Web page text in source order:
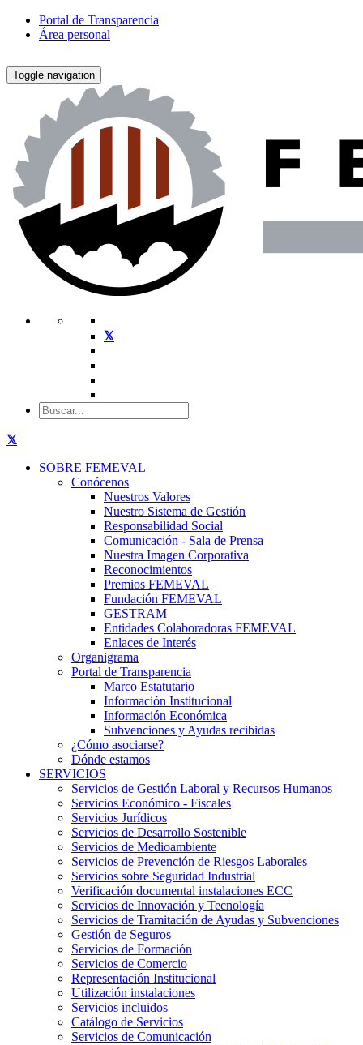
Portal de Transparencia
Área personal
Toggle navigation
SOBRE FEMEVAL
Conócenos
Nuestros Valores
Nuestro Sistema de Gestión
Responsabilidad Social
Comunicación - Sala de Prensa
Nuestra Imagen Corporativa
Reconocimientos
Premios FEMEVAL
Fundación FEMEVAL
GESTRAM
Entidades Colaboradoras FEMEVAL
Enlaces de Interés
Organigrama
Portal de Transparencia
Marco Estatutario
Información Institucional
Información Económica
Subvenciones y Ayudas recibidas
¿Cómo asociarse?
Dónde estamos
SERVICIOS
Servicios de Gestión Laboral y Recursos Humanos
Servicios Económico - Fiscales
Servicios Jurídicos
Servicios de Desarrollo Sostenible
Servicios de Medioambiente
Servicios de Prevención de Riesgos Laborales
Servicios sobre Seguridad Industrial
Verificación documental instalaciones ECC
Servicios de Innovación y Tecnología
Servicios de Tramitación de Ayudas y Subvenciones
Gestión de Seguros
Servicios de Formación
Servicios de Comercio
Representación Institucional
Utilización instalaciones
Servicios incluidos
Catálogo de Servicios
Servicios de Comunicación